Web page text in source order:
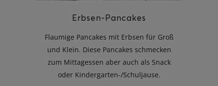
Erbsen-Pancakes
Flaumige Pancakes mit Erbsen für Groß
und Klein. Diese Pancakes schmecken
zum Mittagessen aber auch als Snack
oder Kindergarten-/Schuljause.